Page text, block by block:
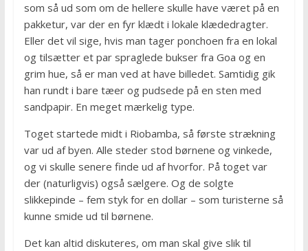
som så ud som om de hellere skulle have været på en
pakketur, var der en fyr klædt i lokale klædedragter.
Eller det vil sige, hvis man tager ponchoen fra en lokal
og tilsætter et par spraglede bukser fra Goa og en
grim hue, så er man ved at have billedet. Samtidig gik
han rundt i bare tæer og pudsede på en sten med
sandpapir. En meget mærkelig type.
Toget startede midt i Riobamba, så første strækning
var ud af byen. Alle steder stod børnene og vinkede,
og vi skulle senere finde ud af hvorfor. På toget var
der (naturligvis) også sælgere. Og de solgte
slikkepinde – fem styk for en dollar – som turisterne så
kunne smide ud til børnene.
Det kan altid diskuteres, om man skal give slik til